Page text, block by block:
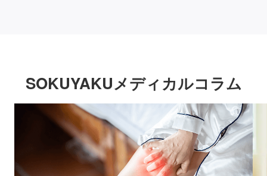
SOKUYAKUメディカルコラム